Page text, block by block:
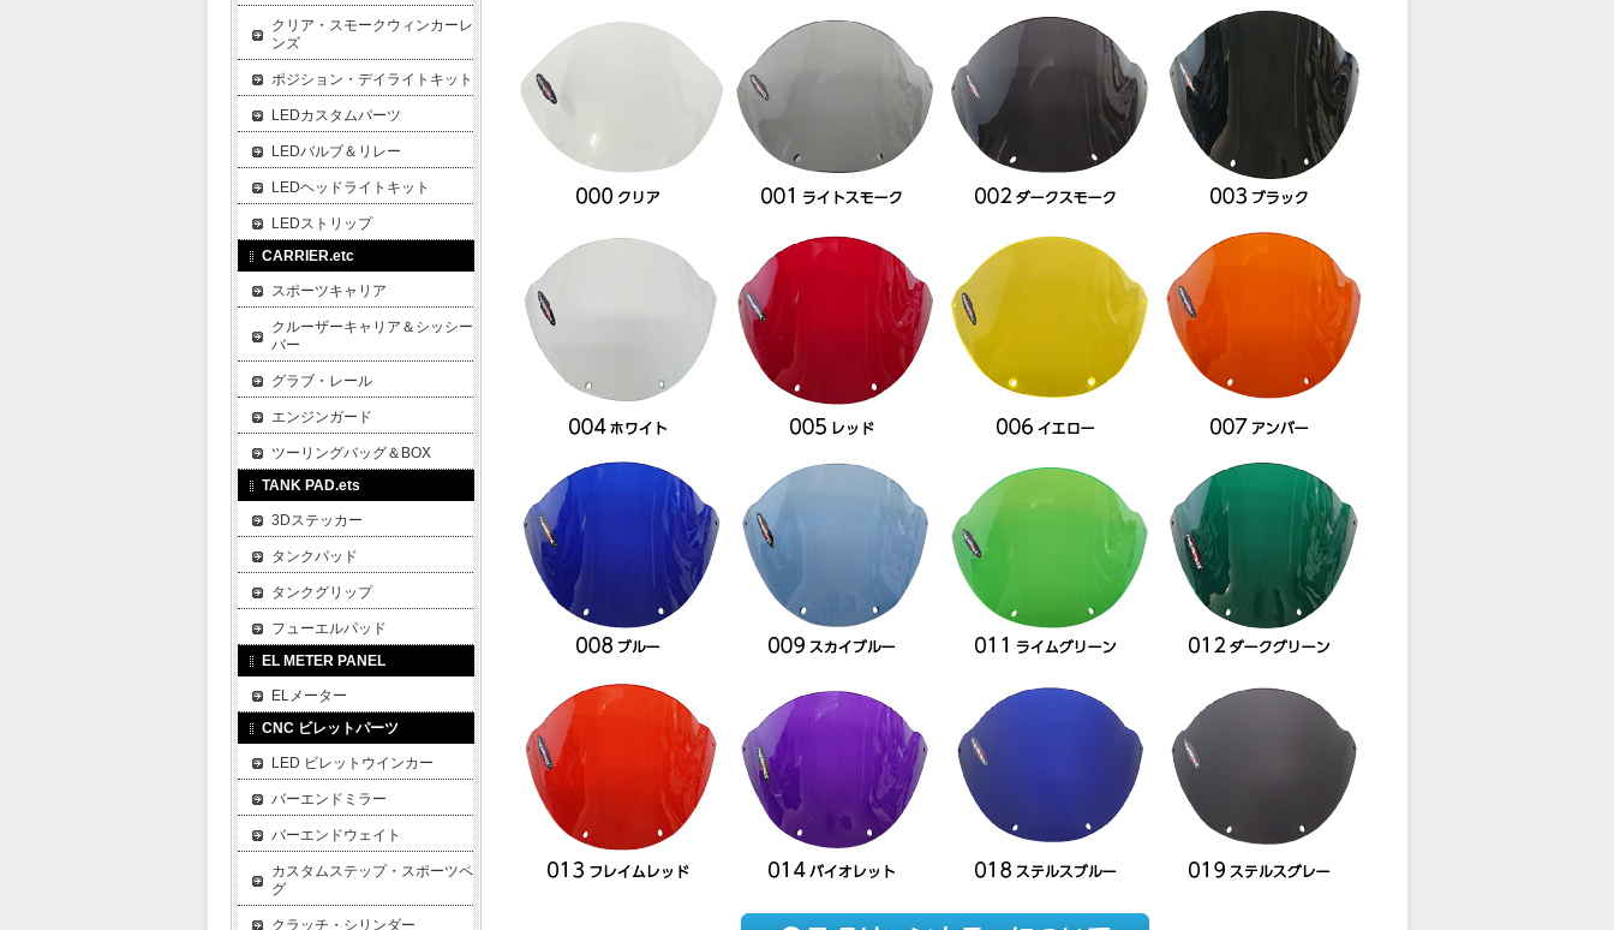
クリア・スモークウィンカーレ
ンズ
ポジション・デイライトキット
LEDカスタムパーツ
LEDバルブ＆リレー
LEDヘッドライトキット
LEDストリップ
CARRIER.etc
スポーツキャリア
クルーザーキャリア＆シッシー
バー
グラブ・レール
エンジンガード
ツーリングバッグ＆BOX
TANK PAD.ets
3Dステッカー
タンクパッド
タンクグリップ
フューエルパッド
EL METER PANEL
ELメーター
CNC ビレットパーツ
LED ビレットウインカー
バーエンドミラー
バーエンドウェイト
カスタムステップ・スポーツペ
グ
クラッチ・シリンダー